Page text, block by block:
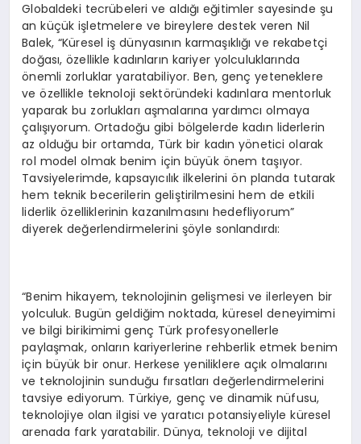
Globaldeki tecrübeleri ve aldığı eğitimler sayesinde şu
an küçük işletmelere ve bireylere destek veren Nil
Balek, “Küresel iş dünyasının karmaşıklığı ve rekabetçi
doğası, özellikle kadınların kariyer yolculuklarında
önemli zorluklar yaratabiliyor. Ben, genç yeteneklere
ve özellikle teknoloji sektöründeki kadınlara mentorluk
yaparak bu zorlukları aşmalarına yardımcı olmaya
çalışıyorum. Ortadoğu gibi bölgelerde kadın liderlerin
az olduğu bir ortamda, Türk bir kadın yönetici olarak
rol model olmak benim için büyük önem taşıyor.
Tavsiyelerimde, kapsayıcılık ilkelerini ön planda tutarak
hem teknik becerilerin geliştirilmesini hem de etkili
liderlik özelliklerinin kazanılmasını hedefliyorum”
diyerek değerlendirmelerini şöyle sonlandırdı:
“Benim hikayem, teknolojinin gelişmesi ve ilerleyen bir
yolculuk. Bugün geldiğim noktada, küresel deneyimimi
ve bilgi birikimimi genç Türk profesyonellerle
paylaşmak, onların kariyerlerine rehberlik etmek benim
için büyük bir onur. Herkese yeniliklere açık olmalarını
ve teknolojinin sunduğu fırsatları değerlendirmelerini
tavsiye ediyorum. Türkiye, genç ve dinamik nüfusu,
teknolojiye olan ilgisi ve yaratıcı potansiyeliyle küresel
arenada fark yaratabilir. Dünya, teknoloji ve dijital